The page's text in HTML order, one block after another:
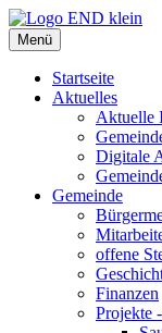
Zum
Inhalt
springen
Menü
Startseite
Aktuelles
Aktuelle
Digitale
Gemeinde
offene
Finanzen
Projekte